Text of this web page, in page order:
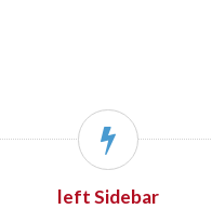
left Sidebar